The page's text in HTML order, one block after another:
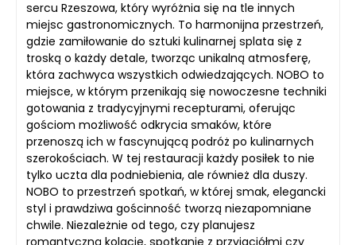
sercu Rzeszowa, który wyróżnia się na tle innych
miejsc gastronomicznych. To harmonijna przestrzeń,
gdzie zamiłowanie do sztuki kulinarnej splata się z
troską o każdy detale, tworząc unikalną atmosferę,
która zachwyca wszystkich odwiedzających. NOBO to
miejsce, w którym przenikają się nowoczesne techniki
gotowania z tradycyjnymi recepturami, oferując
gościom możliwość odkrycia smaków, które
przenoszą ich w fascynującą podróż po kulinarnych
szerokościach. W tej restauracji każdy posiłek to nie
tylko uczta dla podniebienia, ale również dla duszy.
NOBO to przestrzeń spotkań, w której smak, elegancki
styl i prawdziwa gościnność tworzą niezapomniane
chwile. Niezależnie od tego, czy planujesz
romantyczną kolację, spotkanie z przyjaciółmi czy